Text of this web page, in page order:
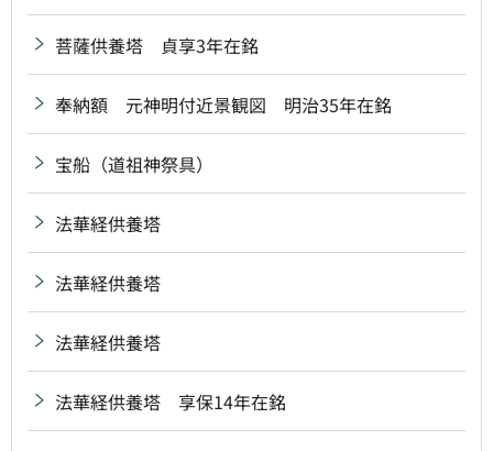
菩薩供養塔 貞享3年在銘
奉納額 元神明付近景観図 明治35年在銘
宝船（道祖神祭具）
法華経供養塔
法華経供養塔
法華経供養塔
法華経供養塔 享保14年在銘